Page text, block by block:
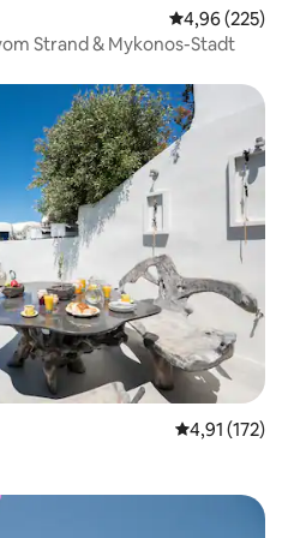
4,96 (225)
Strand & Mykonos-Stadt
4,91 (172)